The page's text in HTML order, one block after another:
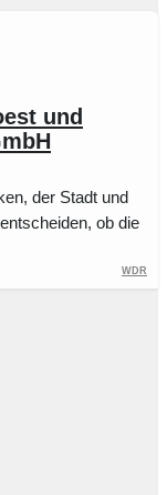
und
der Stadt und
ob die
WDR